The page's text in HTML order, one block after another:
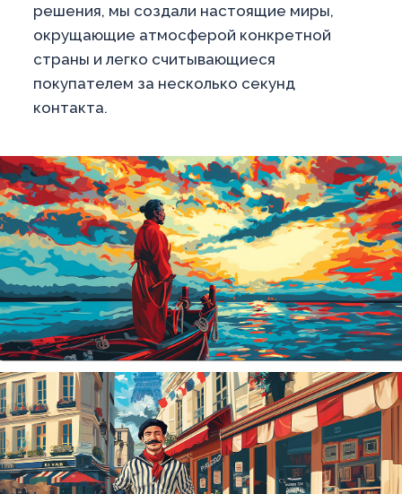
решения, мы создали настоящие миры,
окрущающие атмосферой конкретной
страны и легко считывающиеся
покупателем за несколько секунд
контакта.